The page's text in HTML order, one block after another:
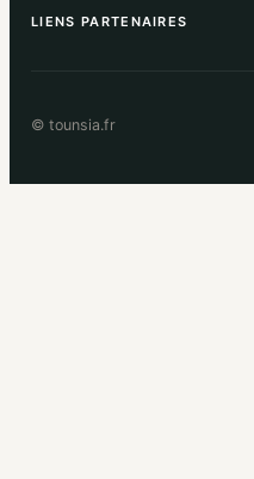
LIENS PARTENAIRES
© tounsia.fr